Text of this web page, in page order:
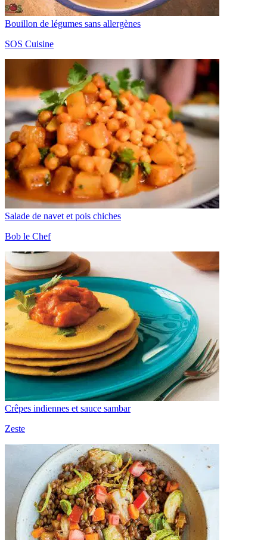
Bouillon de légumes sans allergènes
SOS Cuisine
Salade de navet et pois chiches
Bob le Chef
Crêpes indiennes et sauce sambar
Zeste